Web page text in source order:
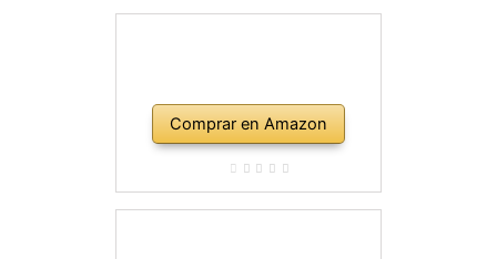
Comprar en Amazon